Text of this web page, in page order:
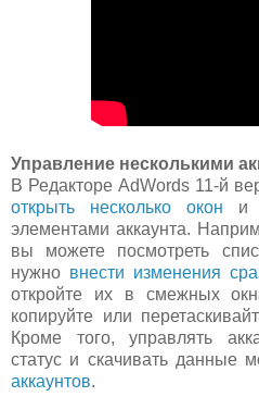
Управление несколькими
В Редакторе AdWords 11-й
открыть несколько окон и
элементами аккаунта.
вы можете посмотреть
нужно внести изменения
откройте их в смежных
копируйте или
Кроме того, управлять
статус и скачивать данные
аккаунтов.